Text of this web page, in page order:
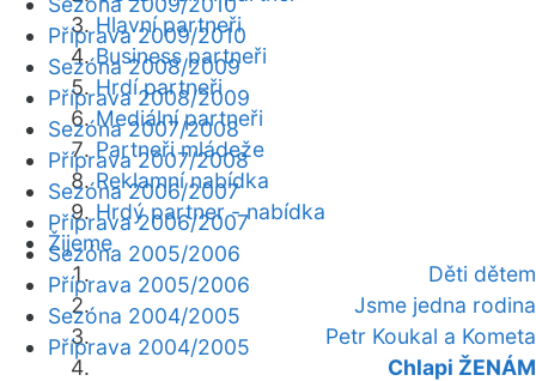
Hlavní partneři
Business partneři
Hrdí partneři
Mediální partneři
Partneři mládeže
Reklamní nabídka
Hrdý partner - nabídka
Žijeme
Děti dětem
Jsme jedna rodina
Petr Koukal a Kometa
Chlapi ŽENÁM
Příprava 2009/2010
Sezóna 2008/2009
Příprava 2008/2009
Sezóna 2007/2008
Příprava 2007/2008
Sezóna 2006/2007
Příprava 2006/2007
Sezóna 2005/2006
Příprava 2005/2006
Sezóna 2004/2005
Příprava 2004/2005